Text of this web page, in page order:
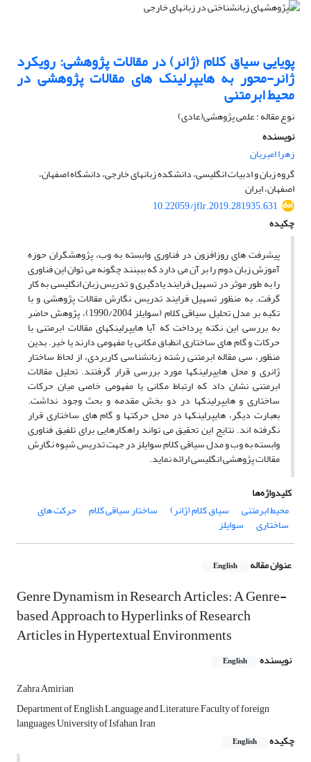
پویایی سیاق کلام (ژانر) در مقالات پژوهشی: رویکرد
ژانر-محور به هایپرلینک های مقالات پژوهشی در
محیط ابرمتنی
نوع مقاله : علمی پژوهشی(عادی)
نویسنده
زهرا امیریان
گروه زبان و ادبیات انگلیسی، دانشکده زبانهای خارجی، دانشگاه اصفهان،
اصفهان، ایران
10.22059/jflr.2019.281935.631
چکیده
پیشرفت های روزافزون در فناوری وابسته به وب، پژوهشگران حوزه
آموزش زبان دوم را بر آن می دارد که ببینند چگونه می توان این فناوری
را به طور موثر در تسهیل فرایند یادگیری و تدریس زبان انگلیسی به کار
گرفت. به منظور تسهیل فرایند تدریس نگارش مقالات پژوهشی و با
تکیه بر مدل تحلیل سیاقی کلام (سوایلز 1990/2004)، پژوهش حاضر
به بررسی این نکته پرداخت که آیا هایپرلینکهای مقالات ابرمتنی با
حرکات و گام های ساختاری انطباق مکانی یا مفهومی دارند یا خیر. بدین
منظور، سی مقاله ابرمتنی رشته زبانشناسی کاربردی، از لحاظ ساختار
ژانری و محل هایپرلینکها مورد بررسی قرار گرفتند. تحلیل مقالات
ابرمتنی نشان داد که ارتباط مکانی یا مفهومی خاصی میان حرکات
ساختاری و هایپرلینکها در دو بخش مقدمه و بحث وجود نداشت.
بعبارت دیگر، هایپرلینکها در محل حرکتها و گام های ساختاری قرار
نگرفته اند. نتایج این تحقیق می تواند راهکارهایی برای تلفیق فناوری
وابسته به وب و مدل سیاقی کلام سوایلز در جهت تدریس شیوه نگارش
مقالات پژوهشی انگلیسی ارائه نماید.
کلیدواژه‌ها
محیط ابرمتنی
سیاق کلام (ژانر) ساختار سیاقی کلام حرکت های
ساختاری سوایلز
عنوان مقاله English
Genre Dynamism in Research Articles: A Genre-
based Approach to Hyperlinks of Research
Articles in Hypertextual Environments
نویسنده English
Zahra Amirian
Department of English Language and Literature, Faculty of foreign
languages, University of Isfahan, Iran
چکیده
English